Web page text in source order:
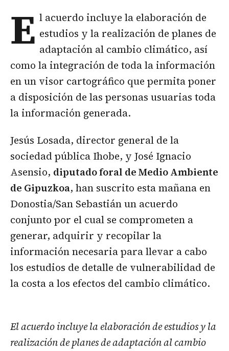
E l acuerdo incluye la elaboración de
estudios y la realización de planes de
adaptación al cambio climático, así
como la integración de toda la información
en un visor cartográfico que permita poner
a disposición de las personas usuarias toda
la información generada.
Jesús Losada, director general de la
sociedad pública Ihobe, y José Ignacio
Asensio, diputado foral de Medio Ambiente
de Gipuzkoa, han suscrito esta mañana en
Donostia/San Sebastián un acuerdo
conjunto por el cual se comprometen a
generar, adquirir y recopilar la
información necesaria para llevar a cabo
los estudios de detalle de vulnerabilidad de
la costa a los efectos del cambio climático.
El acuerdo incluye la elaboración de estudios y la
realización de planes de adaptación al cambio